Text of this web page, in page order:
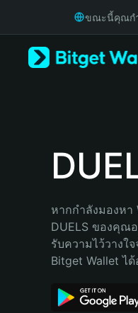
Русский
Bahasa Indonesia
Português (Brasil)
ขณะนี้คุณก
หากกำลังมองหา
DUELS ของคุณ
รับความไว้วางใ
Bitget Wallet ได้